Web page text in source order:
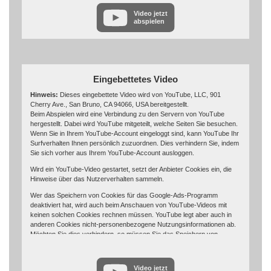
Weitere Informationen zum Datenschutz bei „YouTube“ finden Sie in der
Datenschutzerklärung des Anbieters unter:
https://www.google.de/intl/de/policies/privacy/
Video jetzt
abspielen
Eingebettetes Video
Hinweis: Dieses eingebettete Video wird von YouTube, LLC, 901
Cherry Ave., San Bruno, CA 94066, USA bereitgestellt.
Beim Abspielen wird eine Verbindung zu den Servern von YouTube
hergestellt. Dabei wird YouTube mitgeteilt, welche Seiten Sie besuchen.
Wenn Sie in Ihrem YouTube-Account eingeloggt sind, kann YouTube Ihr
Surfverhalten Ihnen persönlich zuzuordnen. Dies verhindern Sie, indem
Sie sich vorher aus Ihrem YouTube-Account ausloggen.
Wird ein YouTube-Video gestartet, setzt der Anbieter Cookies ein, die
Hinweise über das Nutzerverhalten sammeln.
Wer das Speichern von Cookies für das Google-Ads-Programm
deaktiviert hat, wird auch beim Anschauen von YouTube-Videos mit
keinen solchen Cookies rechnen müssen. YouTube legt aber auch in
anderen Cookies nicht-personenbezogene Nutzungsinformationen ab.
Möchten Sie dies verhindern, so müssen Sie das Speichern von
Weitere Informationen zum Datenschutz bei „YouTube“ finden Sie in der
Video jetzt